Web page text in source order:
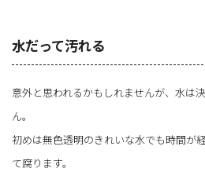
水だって汚れる
意外と思われるかもしれませんが、水は
ん。
初めは無色透明のきれいな水でも時間が
て腐ります。